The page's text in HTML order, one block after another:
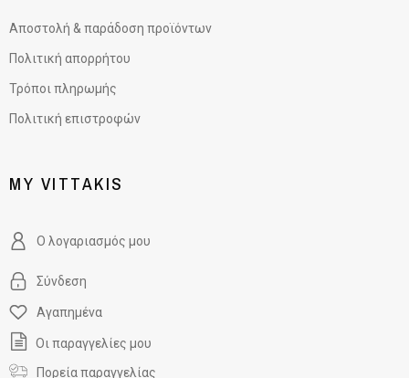
Αποστολή & παράδοση προϊόντων
Πολιτική απορρήτου
Τρόποι πληρωμής
Πολιτική επιστροφών
MY VITTAKIS
Ο λογαριασμός μου
Σύνδεση
Αγαπημένα
Οι παραγγελίες μου
Πορεία παραγγελίας